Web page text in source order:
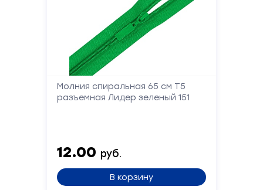
Молния спиральная 65 см Т5
разъемная Лидер зеленый 151
12.00 руб.
В корзину
обратной
и
мы